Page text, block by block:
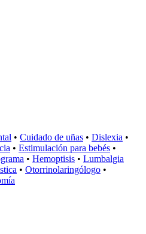
• Cuidado de uñas • Dislexia •
• Estimulación para bebés •
• Hemoptisis • Lumbalgia
• Otorrinolaringólogo •